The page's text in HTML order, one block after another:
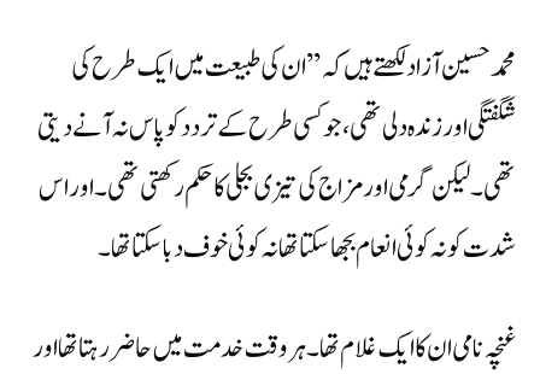
محمد حسین آزاد لکھتے ہیں کہ ’’ ان کی طبیعت میں ایک طرح کی
شگفتگی اور زندہ دلی تھی، جو کسی طرح کے تردد کو پاس نہ آنے دیتی
تھی۔ لیکن گرمی اور مزاج کی تیزی بجلی کا حکم رکھتی تھی۔ اور اس
شدت کو نہ کوئی انعام بجھا سکتا تھا نہ کوئی خوف دبا سکتا تھا۔
غنچہ نامی ان کا ایک غلام تھا۔ ہر وقت خدمت میں حاضر رہتا تھا اور